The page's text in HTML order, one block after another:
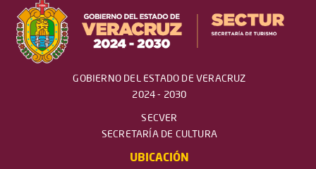
GOBIERNO DEL ESTADO DE VERACRUZ
2024 - 2030
SECVER
SECRETARÍA DE CULTURA
UBICACIÓN